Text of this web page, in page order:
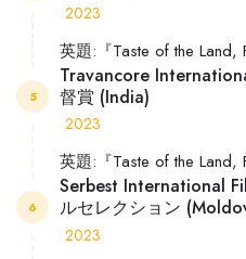
2023
英題:『Taste of the Land,
5
Travancore
督賞 (India)
2023
英題:『Taste of the Land,
6
Serbest International
ルセレクション
2023